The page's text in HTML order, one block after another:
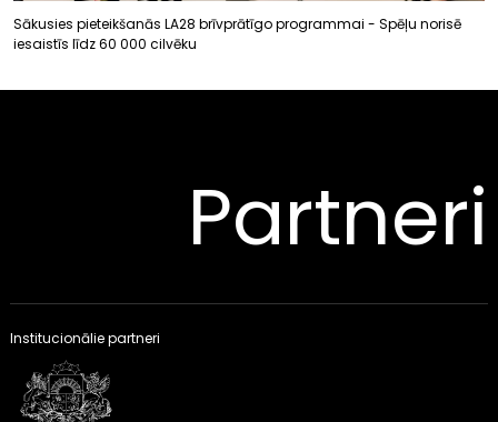
Sākusies pieteikšanās LA28 brīvprātīgo programmai - Spēļu norisē
iesaistīs līdz 60 000 cilvēku
Partneri
Institucionālie partneri